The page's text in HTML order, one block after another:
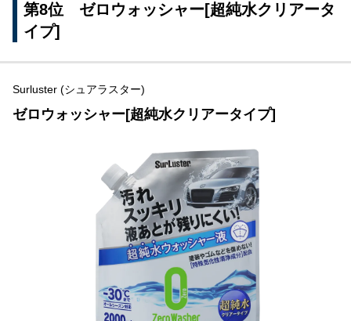
第8位 ゼロウォッシャー[超純水クリアータ
イプ]
Surluster (シュアラスター)
ゼロウォッシャー[超純水クリアータイプ]